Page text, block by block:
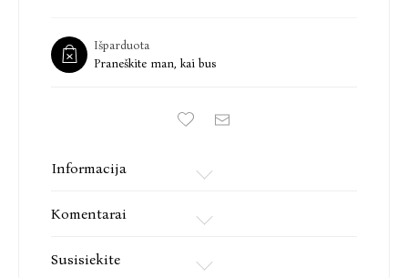
Išparduota
Praneškite man, kai bus
Informacija
Komentarai
Susisiekite